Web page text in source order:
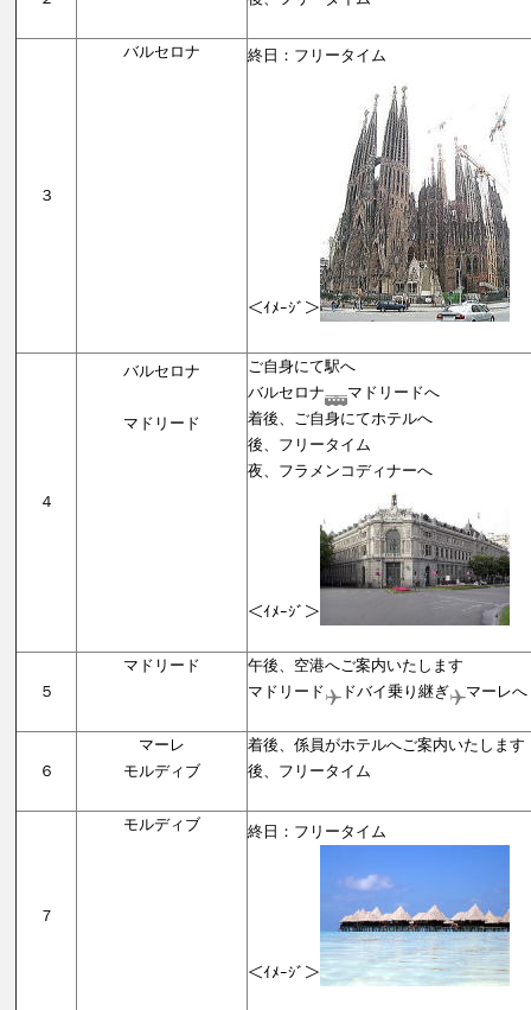
３
バルセロナ 終日：フリータイム
＜ｲﾒｰｼﾞ＞
４
バルセロナ
マドリード
ご自身にて駅へ
バルセロナ
マドリードへ
着後、ご自身にてホテルへ
後、フリータイム
夜、フラメンコディナーへ
＜ｲﾒｰｼﾞ＞
５
マドリード
午後、空港へご案内いたします
マドリード
ドバイ乗り継ぎ
マーレへ
６
マーレ
モルディブ
着後、係員がホテルへご案内いたします
後、フリータイム
７
モルディブ 終日：フリータイム
＜ｲﾒｰｼﾞ＞